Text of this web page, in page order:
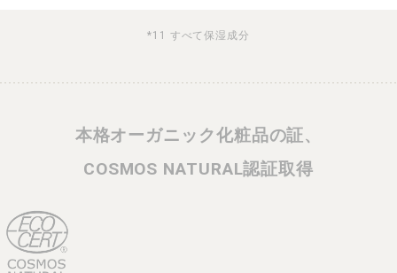
*11 すべて保湿成分
本格オーガニック化粧品の証、
COSMOS NATURAL認証取得